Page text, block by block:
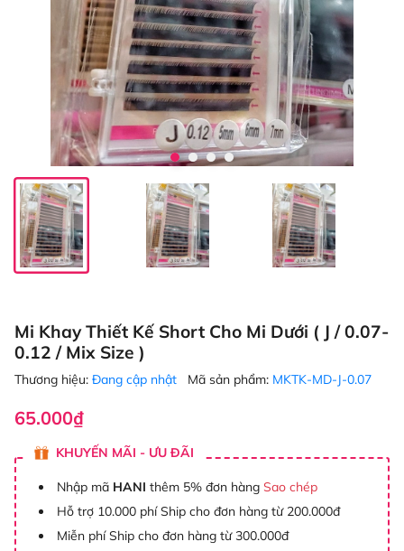
Mi Khay Thiết Kế Short Cho Mi Dưới ( J / 0.07-
0.12 / Mix Size )
Thương hiệu: Đang cập nhật Mã sản phẩm: MKTK-MD-J-0.07
65.000₫
KHUYẾN MÃI - ƯU ĐÃI
Nhập mã HANI thêm 5% đơn hàng Sao chép
Hỗ trợ 10.000 phí Ship cho đơn hàng từ 200.000đ
Miễn phí Ship cho đơn hàng từ 300.000đ